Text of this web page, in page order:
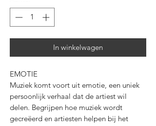
In winkelwagen
EMOTIE
Muziek komt voort uit emotie, een uniek
persoonlijk verhaal dat de artiest wil
delen. Begrijpen hoe muziek wordt
gecreëerd en artiesten helpen bij het